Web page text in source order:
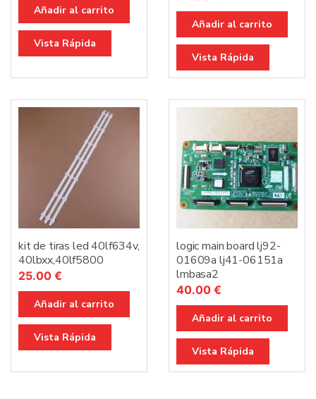
Añadir al carrito
Vista Rápida
Añadir al carrito
Vista Rápida
kit de tiras led 40lf634v,
40lbxx,40lf5800
25.00 €
Añadir al carrito
Vista Rápida
logic main board lj92-
01609a lj41-06151a
lmbasa2
40.00 €
Añadir al carrito
Vista Rápida